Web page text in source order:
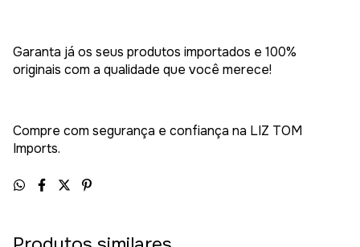
Garanta já os seus produtos importados e 100%
originais com a qualidade que você merece!
Compre com segurança e confiança na LIZ TOM
Imports.